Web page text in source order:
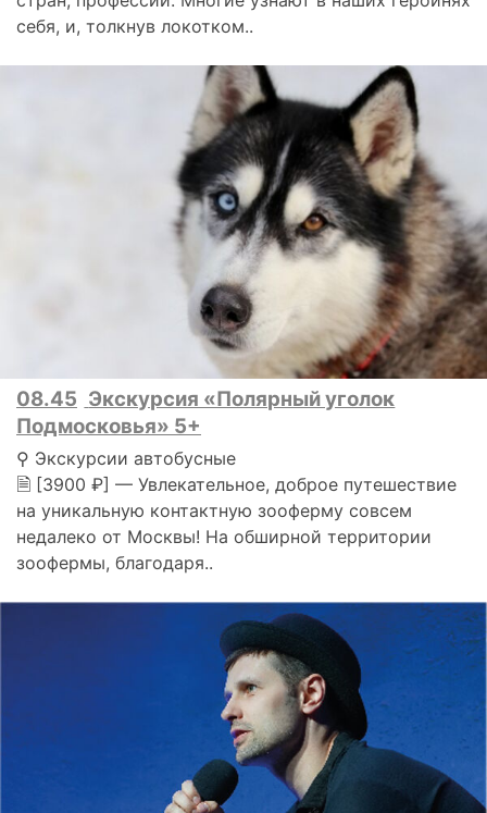
себя, и, толкнув локотком..
08.45 Экскурсия «Полярный уголок
Подмосковья» 5+
⚲ Экскурсии автобусные
🗎 [3900 ₽] — Увлекательное, доброе путешествие
на уникальную контактную зооферму совсем
недалеко от Москвы! На обширной территории
зоофермы, благодаря..